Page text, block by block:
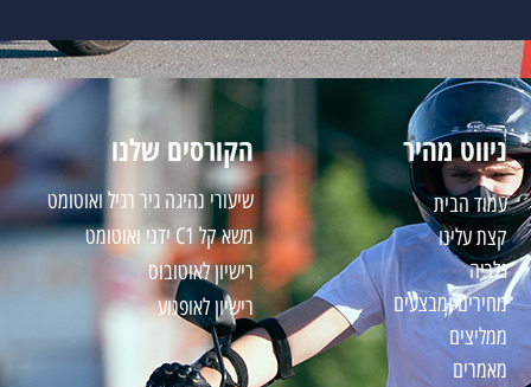
ניווט מהיר
עמוד הבית
קצת עלינו
גלריה
מחירים ומבצעים
ממליצים
מאמרים
הקורסים שלנו
שיעורי נהיגה גיר רגיל ואוטומט
משא קל C1 ידני ואוטומט
רישיון לאוטובוס
רישיון לאופנוע